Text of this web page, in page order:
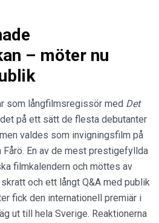
– möter nu
som långfilmsregissör med Det
på ett sätt de flesta debutanter
valdes som invigningsfilm på
Fårö. En av de mest prestigefyllda
filmkalendern och möttes av
och ett långt Q&A med publik
fick den internationell premiär i
ut till hela Sverige. Reaktionerna